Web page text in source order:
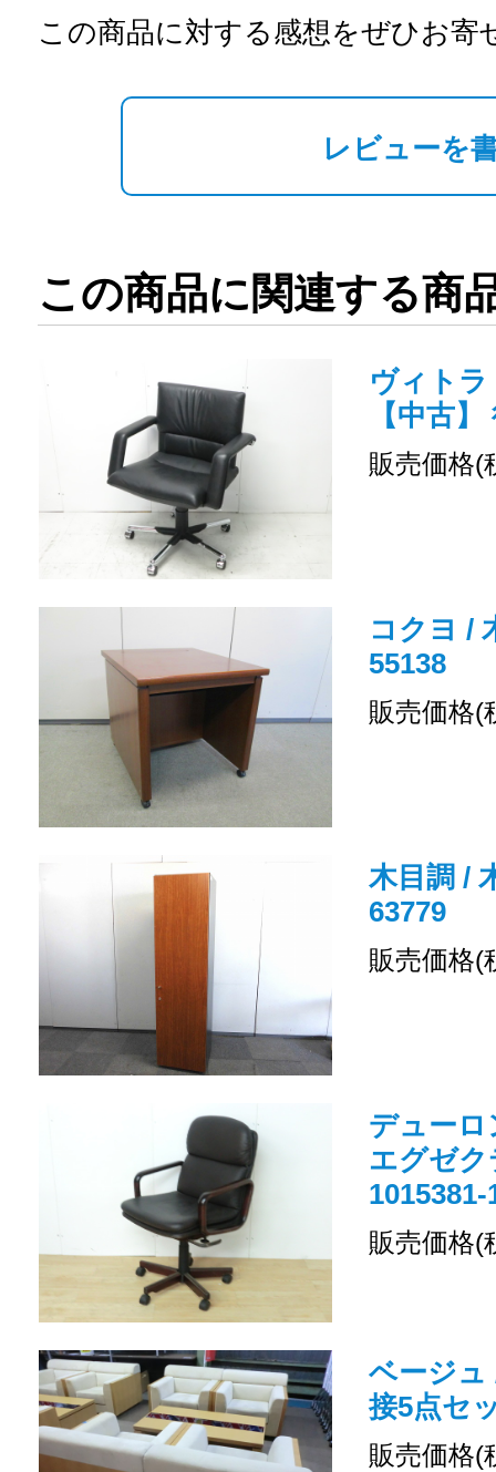
この商品に対する感想をぜひお寄
レビューを
この商品に関連する商
ヴィト
【中古
販売価格(
コクヨ /
55138
販売価格(
木目調 /
63779
販売価格(
デューロ
エグゼ
1015381-
販売価格(
ベージュ
接5点セ
販売価格(